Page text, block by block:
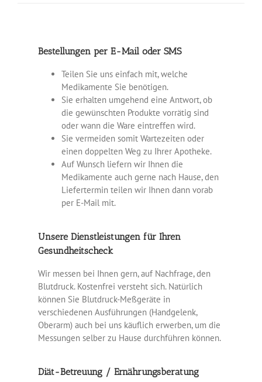
Bestellungen per E-Mail oder SMS
Teilen Sie uns einfach mit, welche
Medikamente Sie benötigen.
Sie erhalten umgehend eine Antwort, ob
die gewünschten Produkte vorrätig sind
oder wann die Ware eintreffen wird.
Sie vermeiden somit Wartezeiten oder
einen doppelten Weg zu Ihrer Apotheke.
Auf Wunsch liefern wir Ihnen die
Medikamente auch gerne nach Hause, den
Liefertermin teilen wir Ihnen dann vorab
per E-Mail mit.
Unsere Dienstleistungen für Ihren
Gesundheitscheck
Wir messen bei Ihnen gern, auf Nachfrage, den
Blutdruck. Kostenfrei versteht sich. Natürlich
können Sie Blutdruck-Meßgeräte in
verschiedenen Ausführungen (Handgelenk,
Oberarm) auch bei uns käuflich erwerben, um die
Messungen selber zu Hause durchführen können.
Diät-Betreuung / Ernährungsberatung